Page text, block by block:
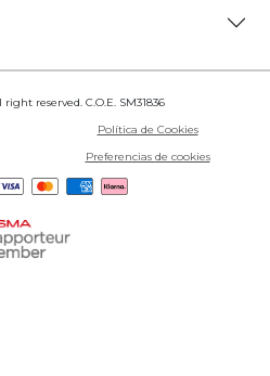
reserved. C.O.E. SM31836
Política de Cookies
Preferencias de cookies